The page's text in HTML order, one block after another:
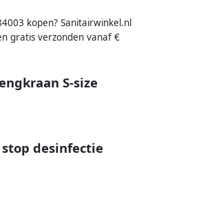
kopen? Sanitairwinkel.nl
gratis verzonden vanaf €
S-size
stop desinfectie